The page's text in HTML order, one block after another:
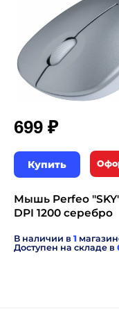
699 ₽
Купить
Мышь Perfeo
DPI 1200 серебро
В наличии в 1
Доступен на складе в